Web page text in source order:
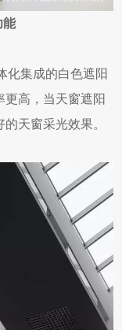
能
化集成的白色遮阳
高，当天窗遮阳
天窗采光效果。